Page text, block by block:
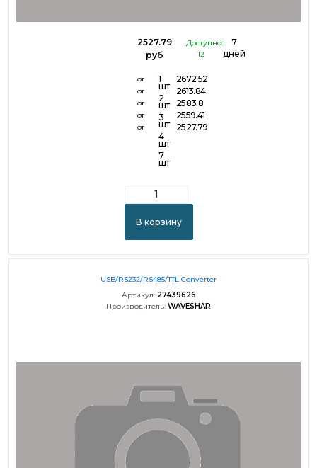
2527.79
руб
Доступно:
12
7
дней
от
от
от
от
от
1
шт
2
шт
3
шт
4
шт
7
шт
2672.52
2613.84
2583.8
2559.41
2527.79
В корзину
USB/RS232/RS485/TTL Converter
Артикул: 27439626
Производитель: WAVESHAR